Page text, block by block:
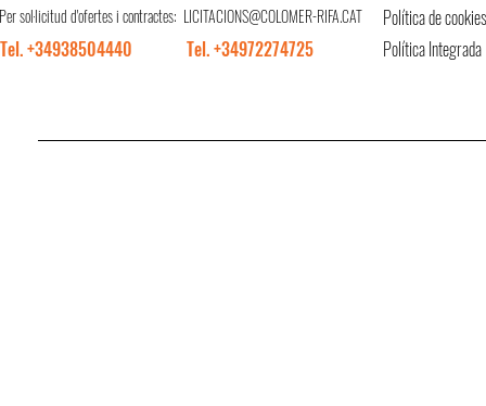
Per sol·licitud d'ofertes i contractes: LICITACIONS@COLOMER-RIFA.CAT
Tel. +34938504440 Tel. +34972274725
Política de cookies
Política Integrada